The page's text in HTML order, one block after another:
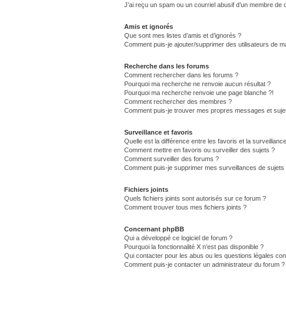
J’ai reçu un spam ou un courriel abusif d’un membre de
Amis et ignorés
Que sont mes listes d’amis et d’ignorés ?
Comment puis-je ajouter/supprimer des utilisateurs de
Recherche dans les forums
Comment rechercher dans les forums ?
Pourquoi ma recherche ne renvoie aucun résultat ?
Pourquoi ma recherche renvoie une page blanche ?!
Comment rechercher des membres ?
Comment puis-je trouver mes propres messages et
Surveillance et favoris
Quelle est la différence entre les favoris et la
Comment mettre en favoris ou surveiller des sujets ?
Comment surveiller des forums ?
Comment puis-je supprimer mes surveillances de sujets
Fichiers joints
Quels fichiers joints sont autorisés sur ce forum ?
Comment trouver tous mes fichiers joints ?
Concernant phpBB
Qui a développé ce logiciel de forum ?
Pourquoi la fonctionnalité X n’est pas disponible ?
Qui contacter pour les abus ou les questions légales
Comment puis-je contacter un administrateur du forum ?